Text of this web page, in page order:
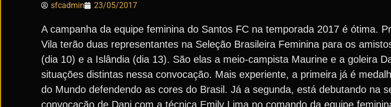
sfcadmin 23/05/2017
A campanha da equipe feminina do Santos FC na temporada 2017 é ótima.
Vila terão duas representantes na Seleção Brasileira Feminina para os
(dia 10) e a Islândia (dia 13). São elas a meio-campista Maurine e a goleira
situações distintas nessa convocação. Mais experiente, a primeira já é
do Mundo defendendo as cores do Brasil. Já a segunda, está debutando na
convocação de Dani com a técnica Emily Lima no comando da equipe